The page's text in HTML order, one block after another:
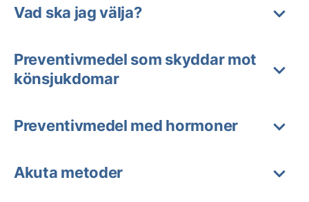
Vad ska jag välja?
Preventivmedel som skyddar mot
könsjukdomar
Preventivmedel med hormoner
Akuta metoder